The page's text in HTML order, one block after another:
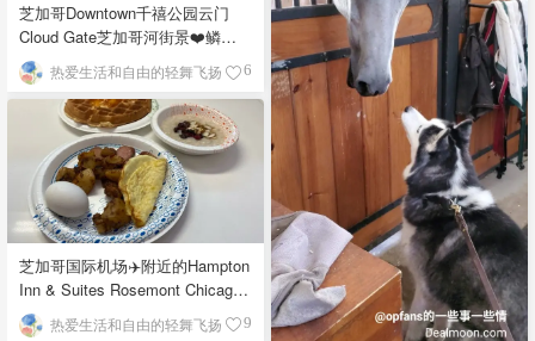
芝加哥Downtown千禧公园云门
Cloud Gate芝加哥河街景❤️鳞次
栉比的高楼
热爱生活和自由的轻舞飞扬 6
芝加哥国际机场✈️附近的Hampton
Inn & Suites Rosemont Chicago
O'Hare自助早餐
热爱生活和自由的轻舞飞扬 9